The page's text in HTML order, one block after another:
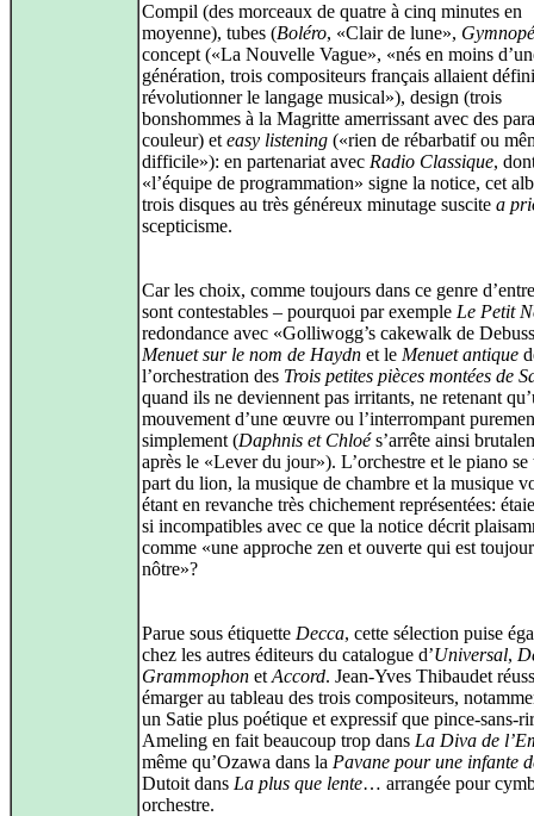
Compil (des morceaux de quatre à cinq minutes en
moyenne), tubes (Boléro, «Clair de lune»,
concept («La Nouvelle Vague», «nés en moins
génération, trois compositeurs français allaient
révolutionner le langage musical»), design (trois
bonshommes à la Magritte amerrissant avec des
couleur) et easy listening («rien de rébarbatif ou
difficile»): en partenariat avec Radio Classique,
«l’équipe de programmation» signe la notice, cet
trois disques au très généreux minutage suscite a
scepticisme.
Car les choix, comme toujours dans ce genre
sont contestables – pourquoi par exemple Le Petit
redondance avec «Golliwogg’s cakewalk de
Menuet sur le nom de Haydn et le Menuet antique
l’orchestration des Trois petites pièces montées de
quand ils ne deviennent pas irritants, ne retenant
mouvement d’une œuvre ou l’interrompant
simplement (Daphnis et Chloés’arrête ainsi
après le «Lever du jour»). L’orchestre et le piano
part du lion, la musique de chambre et la musique
étant en revanche très chichement représentées:
si incompatibles avec ce que la notice décrit
comme «une approche zen et ouverte qui est
nôtre»?
Parue sous étiquette Decca, cette sélection puise
chez les autres éditeurs du catalogue d’Universal,
Grammophon et Accord. Jean-Yves Thibaudet
émarger au tableau des trois compositeurs,
un Satie plus poétique et expressif que pince-sans-
Ameling en fait beaucoup trop dans La Diva de
même qu’Ozawa dans la Pavane pour une infante
Dutoit dans La plus que lente… arrangée pour
orchestre.